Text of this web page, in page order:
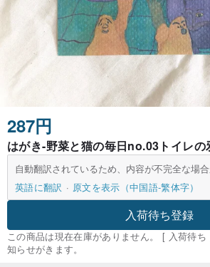
287円
はがき-野菜と猫の毎日no.03トイレの
自動翻訳されているため、内容が不完全な場合
英語に翻訳
原文を表示（中国語-繁体字）
入荷待ち登録
この商品は現在在庫がありません。 [ 入荷待
知らせがきます。